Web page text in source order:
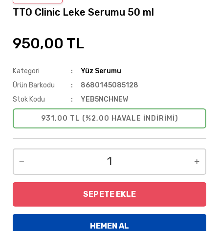
TTO Clinic Leke Serumu 50 ml
950,00 TL
Kategori
Yüz Serumu
Ürün Barkodu
8680145085128
Stok Kodu
YEB5NCHNEW
931,00 TL (%2,00 HAVALE INDIRIMI)
SEPETE EKLE
HEMEN AL